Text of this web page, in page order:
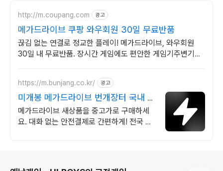
http://m.coupang.com 광고
메가드라이브 쿠팡 와우회원 30일 무료반품
끊김 없는 연결로 정교한 플레이! 메가드라이브, 와우회원
30일 내 무료반품. 장시간 게임에도 편안한 게임기주변기기,
https://m.bunjang.co.kr/ 광고
미개봉 메가드라이브 번개장터 국내 최
대 브랜드 중고거래
메가드라이브 새상품을 중고가로 구매하세
요. 대화 없는 안전결제로 간편하게! 전국 각